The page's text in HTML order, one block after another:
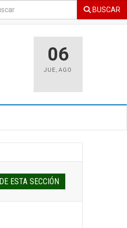
BUSCAR
06
JUE,AGO
ESTA SECCIÓN